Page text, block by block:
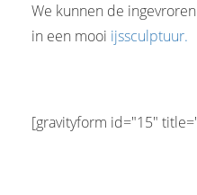
We kunnen de
in een mooi ijssculptuur.
[gravityform id="15"